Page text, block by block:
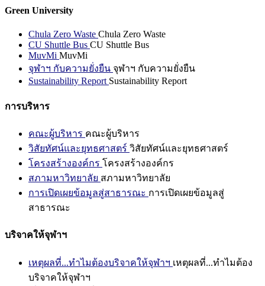
Green University
Chula Zero Waste Chula Zero Waste
CU Shuttle Bus CU Shuttle Bus
MuvMi MuvMi
จุฬาฯ กับความยั่งยืน จุฬาฯ กับความยั่งยืน
Sustainability Report Sustainability Report
การบริหาร
คณะผู้บริหาร คณะผู้บริหาร
วิสัยทัศน์และยุทธศาสตร์ วิสัยทัศน์และยุทธศาสตร์
โครงสร้างองค์กร โครงสร้างองค์กร
สภามหาวิทยาลัย สภามหาวิทยาลัย
การเปิดเผยข้อมูลสู่สาธารณะ การเปิดเผยข้อมูลสู่
สาธารณะ
บริจาคให้จุฬาฯ
เหตุผลที่...ทำไมต้องบริจาคให้จุฬาฯ เหตุผลที่...ทำไมต้อง
บริจาคให้จุฬาฯ